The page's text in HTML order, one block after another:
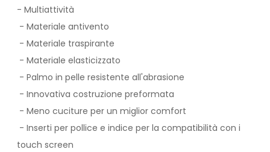
- Multiattività
- Materiale antivento
- Materiale traspirante
- Materiale elasticizzato
- Palmo in pelle resistente all'abrasione
- Innovativa costruzione preformata
- Meno cuciture per un miglior comfort
- Inserti per pollice e indice per la compatibilità con i
touch screen